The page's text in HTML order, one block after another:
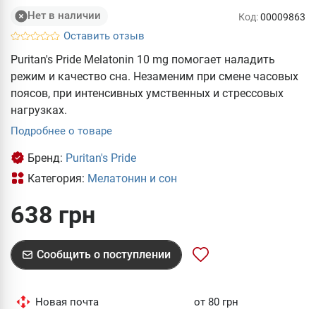
Нет в наличии
Оставить отзыв
Код:00009863
Puritan's Pride Melatonin 10 mg помогает наладить
режим и качество сна. Незаменим при смене часовых
поясов, при интенсивных умственных и стрессовых
нагрузках.
Подробнее о товаре
Бренд: Puritan's Pride
Категория: Мелатонин и сон
638 грн
Сообщить о поступлении
Новая почта от 80 грн